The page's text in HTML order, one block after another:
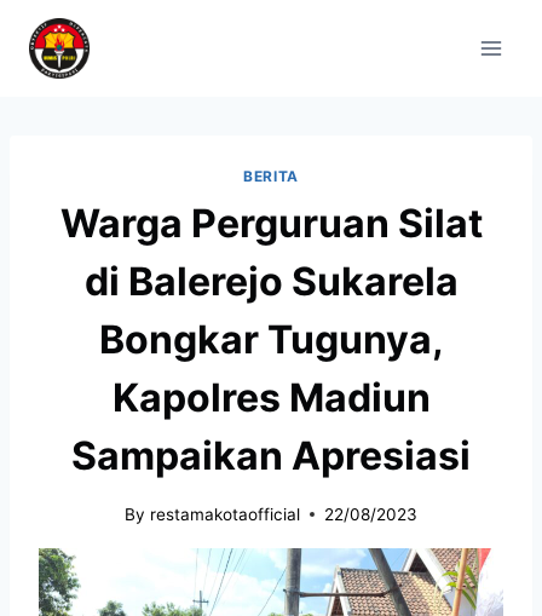
BERITA
Warga Perguruan Silat
di Balerejo Sukarela
Bongkar Tugunya,
Kapolres Madiun
Sampaikan Apresiasi
By restamakotaofficial 22/08/2023